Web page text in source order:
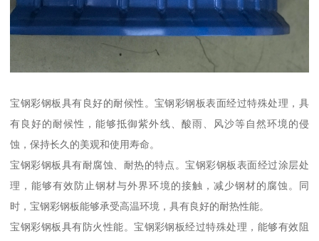
宝钢彩钢板具有良好的耐候性。宝钢彩钢板表面经过特殊处理，具
有良好的耐候性，能够抵御紫外线、酸雨、风沙等自然环境的侵
蚀，保持长久的美观和使用寿命。
宝钢彩钢板具有耐腐蚀、耐热的特点。宝钢彩钢板表面经过涂层处
理，能够有效防止钢材与外界环境的接触，减少钢材的腐蚀。同
时，宝钢彩钢板能够承受高温环境，具有良好的耐热性能。
宝钢彩钢板具有防火性能。宝钢彩钢板经过特殊处理，能够有效阻